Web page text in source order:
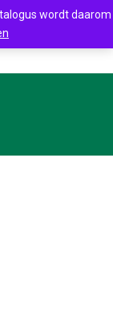
wordt daarom